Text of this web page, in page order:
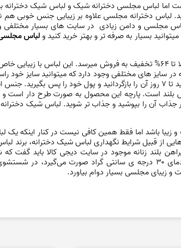
اما لباس مجلسی دخترانه شیک و لباس شیک دخترانه
لباس دخترانه مجلسی علاوه بر زیبایی جنس خوبی هم
مجلسی و دامن زیادی در سایت های بسیار مختلفی
لباس مجلسی
پیراهن بلند زنانه در فروشگاه اینترنتی دیجی کالا تا 64% تخفیف به
های مختلفی وجود دارد که میتوانید سایز خود
حتی مناسب و درتن شما زیبایی نداشت میتوانید تا 7 روز آن را
است. پارچه این محصول به صورت طرح دار است و
آن را بپوشید و جذاب تر شوید. لباس شیک
زیبا باشد اما فقط همین کافی نیست در کنار اینکه
از قبیل شرایط نگهداری لباس شیک دخترانه، برند
بلند زنانه موجود در سایت دیجی کالا باید گفت که
که از
و زیبای مجلسی بسیار دوام بیاورد.